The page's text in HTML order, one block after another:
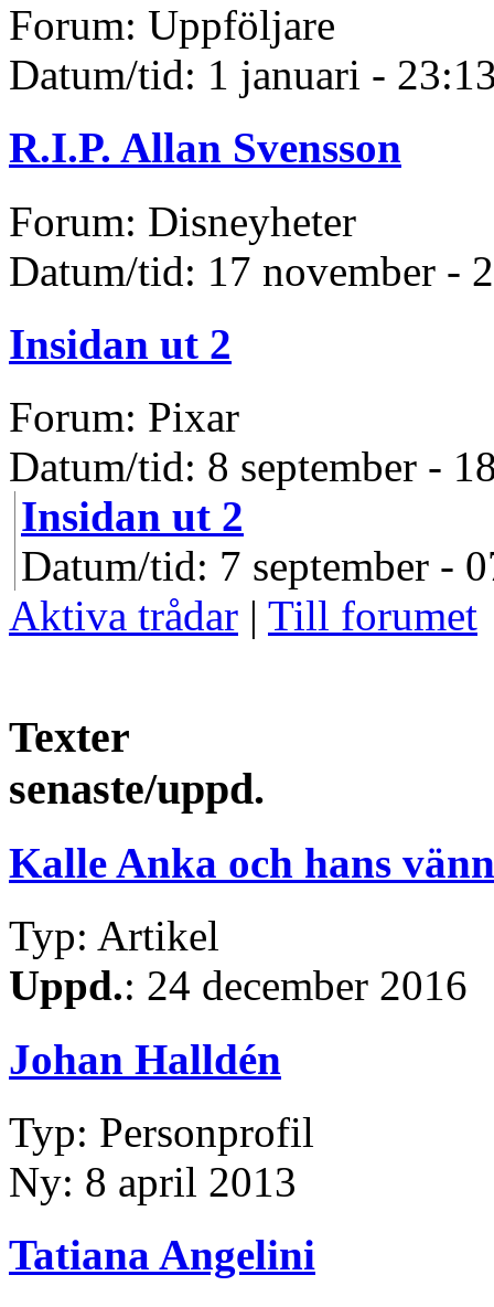
Forum: Uppföljare
Datum/tid: 1 januari -
R.I.P. Allan Svensson
Forum: Disneyheter
Datum/tid: 17 november -
Insidan ut 2
Forum: Pixar
Datum/tid: 8 september -
Insidan ut 2
Datum/tid: 7 september -
Aktiva trådar | Till forumet
Texter
senaste/uppd.
Kalle Anka och hans
Typ: Artikel
Uppd.: 24 december 2016
Johan Halldén
Typ: Personprofil
Ny: 8 april 2013
Tatiana Angelini